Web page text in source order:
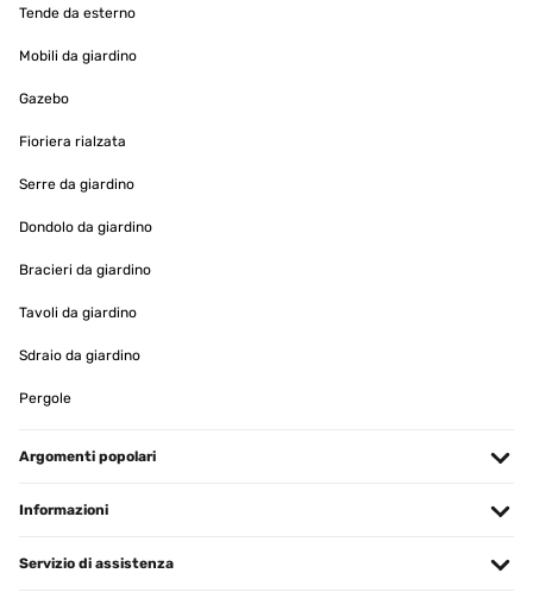
Tende da esterno
Mobili da giardino
Gazebo
Fioriera rialzata
Serre da giardino
Dondolo da giardino
Bracieri da giardino
Tavoli da giardino
Sdraio da giardino
Pergole
Argomenti popolari
Informazioni
Servizio di assistenza